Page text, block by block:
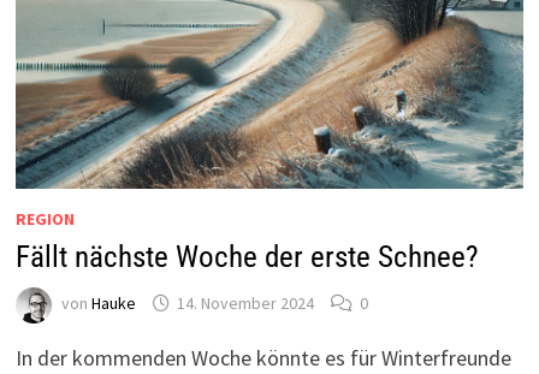
REGION
Fällt nächste Woche der erste Schnee?
von Hauke 14. November 2024 0
In der kommenden Woche könnte es für Winterfreunde